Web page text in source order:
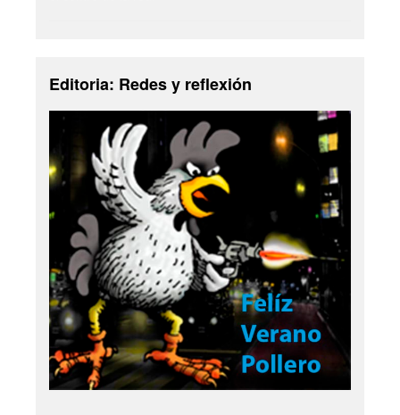
Editoria: Redes y reflexión